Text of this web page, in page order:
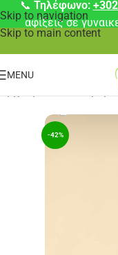
Skip to navigation
Skip to main content
📞 Τηλέφωνο:
αφίξεις σε
MENU
-42%